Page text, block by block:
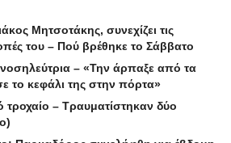
Μητσοτάκης, συνεχίζει τις
του – Πού βρέθηκε το Σάββατο
– «Την άρπαξε από τα
το κεφάλι της στην πόρτα»
– Τραυματίστηκαν δύο